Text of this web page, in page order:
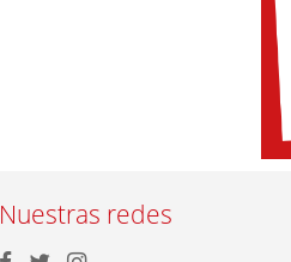
Nuestras redes